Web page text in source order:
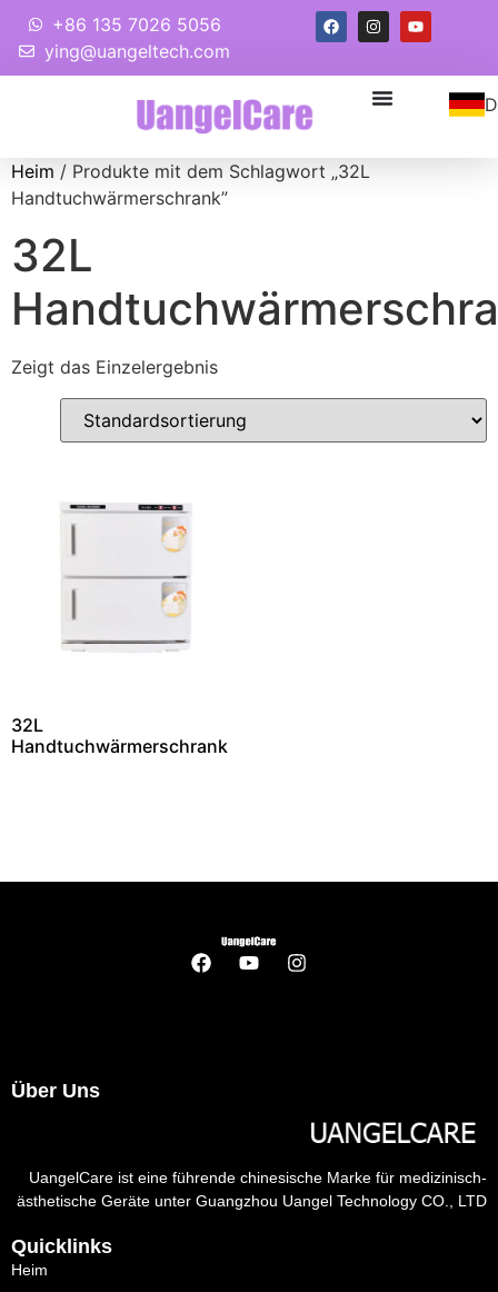
+86 135 7026 5056
ying@uangeltech.com
Heim / Produkte mit dem Schlagwort „32L
Handtuchwärmerschrank”
32L
Zeigt das Einzelergebnis
32L
Handtuchwärmerschrank
Über Uns
UangelCare ist eine führende chinesische Marke für medizinisch-
ästhetische Geräte unter Guangzhou Uangel Technology CO., LTD
Quicklinks
Heim